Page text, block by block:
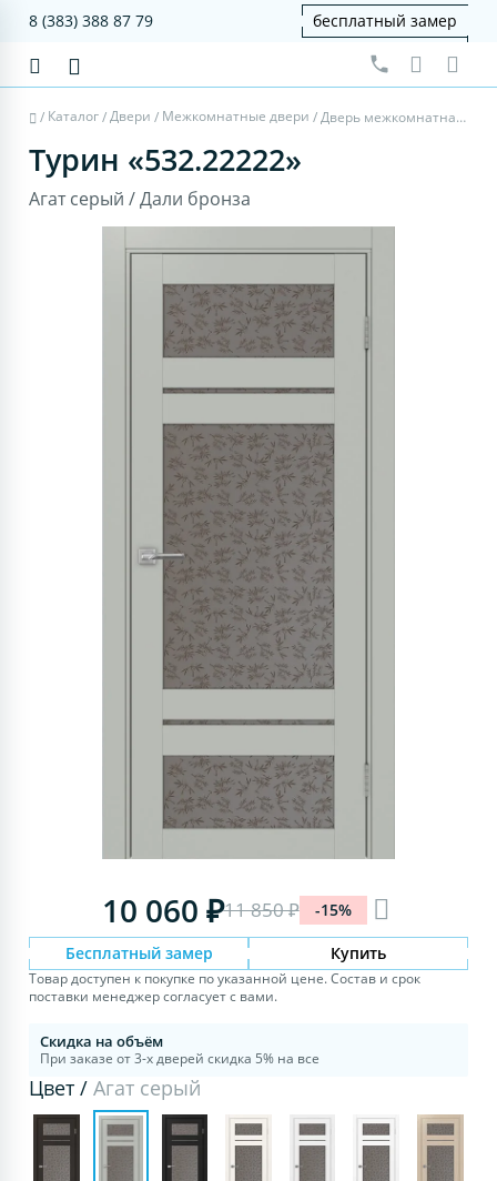
8 (383) 388 87 79 бесплатный замер
/ Каталог/Двери / Межкомнатные двери / Дверь межкомнатная Турин 532.22222 - агат серый, дали бронза
Турин «532.22222»
Агат серый / Дали бронза
10 060 ₽11 850 ₽ -15%
Бесплатный замер Купить
Товар доступен к покупке по указанной цене. Состав и срок
поставки менеджер согласует с вами.
Скидка на объём
При заказе от 3-х дверей скидка 5% на все
Цвет /Агат серый